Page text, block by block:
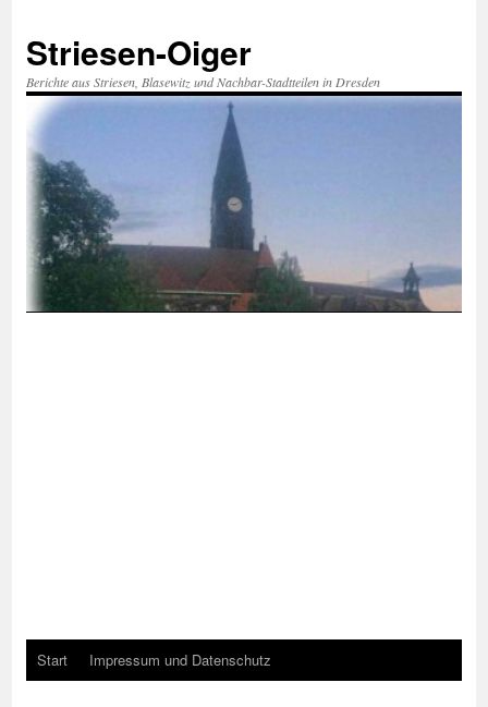
springen
Striesen-Oiger
Berichte aus Striesen, Blasewitz und Nachbar-Stadtteilen in Dresden
Start Impressum und Datenschutz